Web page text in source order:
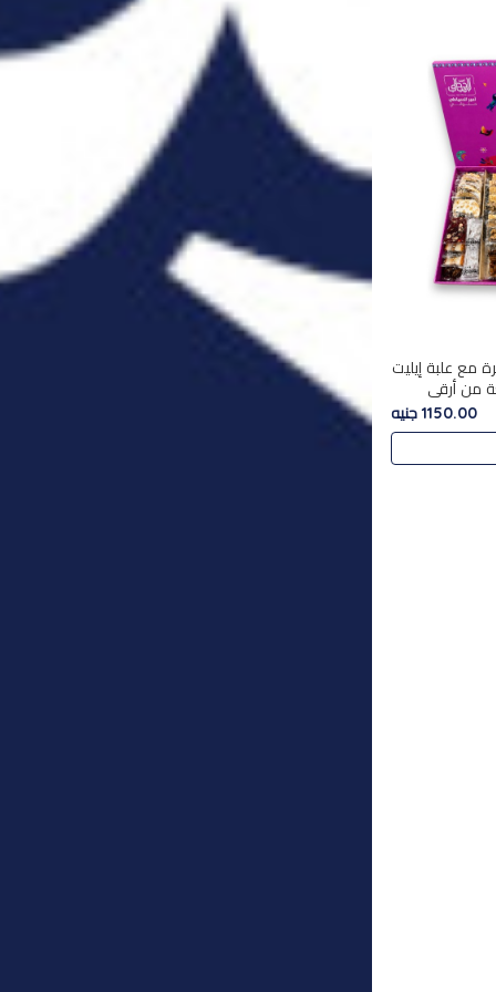
مع علبة إيليت
35 قطعة من أرقى
,معروضة
في..
1150.00 جنيه